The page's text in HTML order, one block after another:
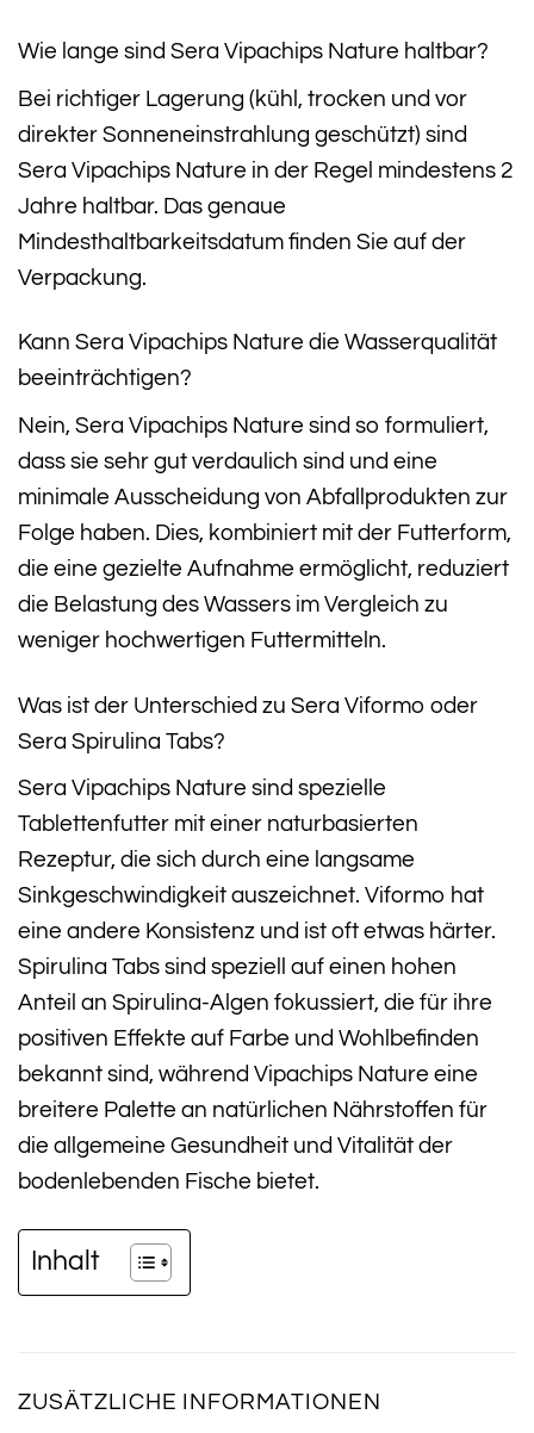
Wie lange sind Sera Vipachips Nature haltbar?
Bei richtiger Lagerung (kühl, trocken und vor
direkter Sonneneinstrahlung geschützt) sind
Sera Vipachips Nature in der Regel mindestens 2
Jahre haltbar. Das genaue
Mindesthaltbarkeitsdatum finden Sie auf der
Verpackung.
Kann Sera Vipachips Nature die Wasserqualität
beeinträchtigen?
Nein, Sera Vipachips Nature sind so formuliert,
dass sie sehr gut verdaulich sind und eine
minimale Ausscheidung von Abfallprodukten zur
Folge haben. Dies, kombiniert mit der Futterform,
die eine gezielte Aufnahme ermöglicht, reduziert
die Belastung des Wassers im Vergleich zu
weniger hochwertigen Futtermitteln.
Was ist der Unterschied zu Sera Viformo oder
Sera Spirulina Tabs?
Sera Vipachips Nature sind spezielle
Tablettenfutter mit einer naturbasierten
Rezeptur, die sich durch eine langsame
Sinkgeschwindigkeit auszeichnet. Viformo hat
eine andere Konsistenz und ist oft etwas härter.
Spirulina Tabs sind speziell auf einen hohen
Anteil an Spirulina-Algen fokussiert, die für ihre
positiven Effekte auf Farbe und Wohlbefinden
bekannt sind, während Vipachips Nature eine
breitere Palette an natürlichen Nährstoffen für
die allgemeine Gesundheit und Vitalität der
bodenlebenden Fische bietet.
Inhalt
ZUSÄTZLICHE INFORMATIONEN